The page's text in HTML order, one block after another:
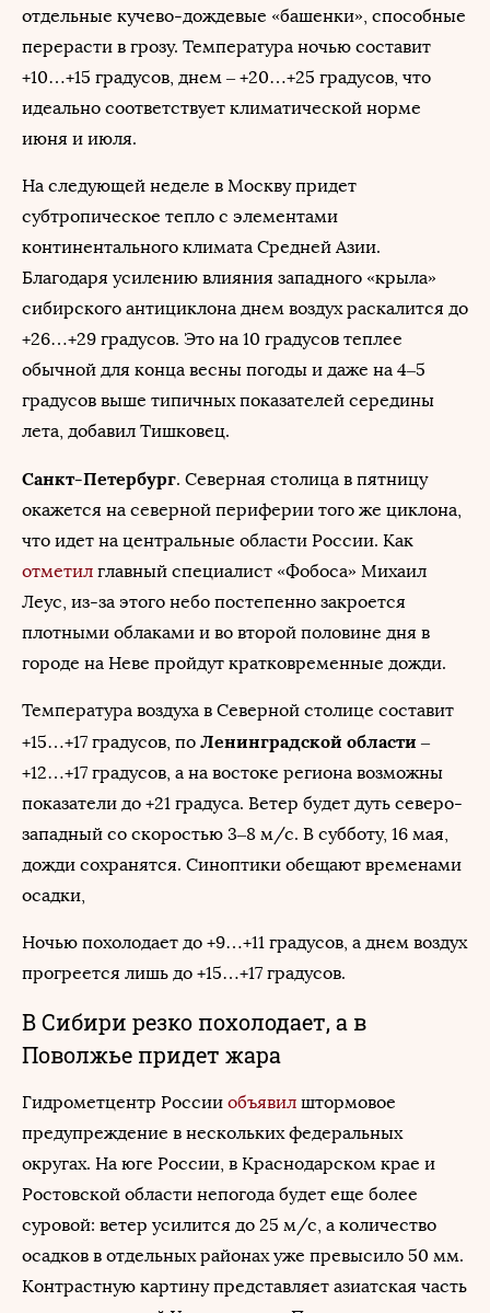
отдельные кучево-дождевые «башенки», способные
перерасти в грозу. Температура ночью составит
+10…+15 градусов, днем – +20…+25 градусов, что
идеально соответствует климатической норме
июня и июля.
На следующей неделе в Москву придет
субтропическое тепло с элементами
континентального климата Средней Азии.
Благодаря усилению влияния западного «крыла»
сибирского антициклона днем воздух раскалится до
+26…+29 градусов. Это на 10 градусов теплее
обычной для конца весны погоды и даже на 4–5
градусов выше типичных показателей середины
лета, добавил Тишковец.
Санкт-Петербург. Северная столица в пятницу
окажется на северной периферии того же циклона,
что идет на центральные области России. Как
отметил главный специалист «Фобоса» Михаил
Леус, из-за этого небо постепенно закроется
плотными облаками и во второй половине дня в
городе на Неве пройдут кратковременные дожди.
Температура воздуха в Северной столице составит
+15…+17 градусов, по Ленинградской области –
+12…+17 градусов, а на востоке региона возможны
показатели до +21 градуса. Ветер будет дуть северо-
западный со скоростью 3–8 м/с. В субботу, 16 мая,
дожди сохранятся. Синоптики обещают временами
осадки,
Ночью похолодает до +9…+11 градусов, а днем воздух
прогреется лишь до +15…+17 градусов.
В Сибири резко похолодает, а в
Поволжье придет жара
Гидрометцентр России объявил штормовое
предупреждение в нескольких федеральных
округах. На юге России, в Краснодарском крае и
Ростовской области непогода будет еще более
суровой: ветер усилится до 25 м/с, а количество
осадков в отдельных районах уже превысило 50 мм.
Контрастную картину представляет азиатская часть